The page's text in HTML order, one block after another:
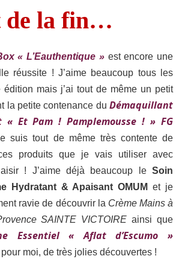
de la fin…
« L’Eauthentique »est encore une
réussite ! J’aime beaucoup tous les
édition mais j’ai tout de même un petit
la petite contenance du Démaquillant
Et Pam ! Pamplemousse ! » FG
e suis tout de même très contente de
produits que je vais utiliser avec
! J’aime déjà beaucoup le Soin
Hydratant & Apaisant OMUMet je
ravie de découvrir la Crème Mains à
SAINTE VICTOIRE ainsi que
Essentiel « Aflat d’Escumo »
moi, de très jolies découvertes !